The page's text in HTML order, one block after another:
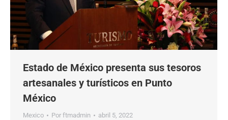
Estado de México presenta sus tesoros
artesanales y turísticos en Punto
México
Mexico Por ftmadmin abril 5, 2022